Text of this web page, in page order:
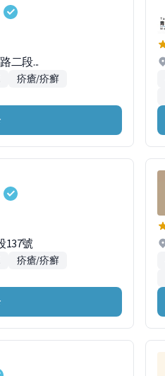
二段...
疥瘡/疥癬
137號
疥瘡/疥癬